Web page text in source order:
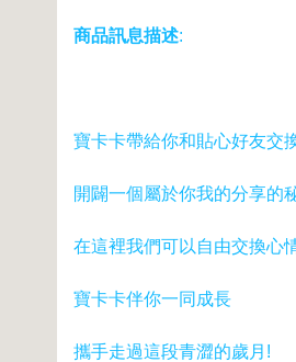
商品訊息描述:
寶卡卡帶給你和貼心好友交
開闢一個屬於你我的分享的
在這裡我們可以自由交換心
寶卡卡伴你一同成長
攜手走過這段青澀的歲月!